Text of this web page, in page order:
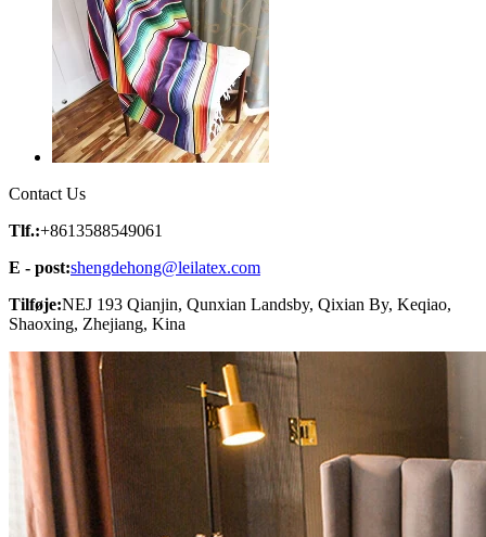
Contact Us
Tlf.:+8613588549061
E - post:shengdehong@leilatex.com
Tilføje:NEJ 193 Qianjin, Qunxian Landsby, Qixian By, Keqiao,
Shaoxing, Zhejiang, Kina